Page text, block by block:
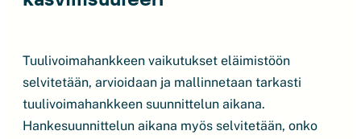
Tuulivoimahankkeen vaikutukset eläimistöön
selvitetään, arvioidaan ja mallinnetaan tarkasti
tuulivoimahankkeen suunnittelun aikana.
Hankesuunnittelun aikana myös selvitetään, onko